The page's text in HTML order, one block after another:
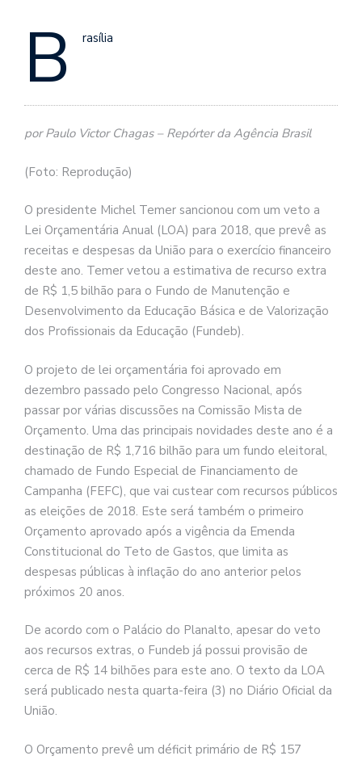
B rasília
por Paulo Victor Chagas – Repórter da Agência Brasil
(Foto: Reprodução)
O presidente Michel Temer sancionou com um veto a
Lei Orçamentária Anual (LOA) para 2018, que prevê as
receitas e despesas da União para o exercício financeiro
deste ano. Temer vetou a estimativa de recurso extra
de R$ 1,5 bilhão para o Fundo de Manutenção e
Desenvolvimento da Educação Básica e de Valorização
dos Profissionais da Educação (Fundeb).
O projeto de lei orçamentária foi aprovado em
dezembro passado pelo Congresso Nacional, após
passar por várias discussões na Comissão Mista de
Orçamento. Uma das principais novidades deste ano é a
destinação de R$ 1,716 bilhão para um fundo eleitoral,
chamado de Fundo Especial de Financiamento de
Campanha (FEFC), que vai custear com recursos públicos
as eleições de 2018. Este será também o primeiro
Orçamento aprovado após a vigência da Emenda
Constitucional do Teto de Gastos, que limita as
despesas públicas à inflação do ano anterior pelos
próximos 20 anos.
De acordo com o Palácio do Planalto, apesar do veto
aos recursos extras, o Fundeb já possui provisão de
cerca de R$ 14 bilhões para este ano. O texto da LOA
será publicado nesta quarta-feira (3) no Diário Oficial da
União.
O Orçamento prevê um déficit primário de R$ 157